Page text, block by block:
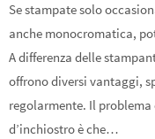
Se stampate solo
anche monocromatica,
A differenza delle
offrono diversi vantaggi,
regolarmente. Il
d’inchiostro è che…